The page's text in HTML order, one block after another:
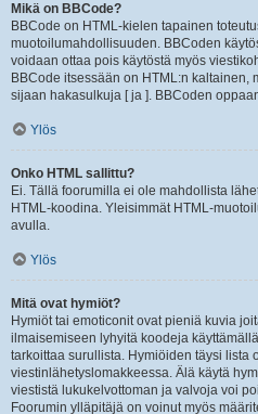
Mikä on BBCode?
BBCode on HTML-kielen tapainen
muotoilumahdollisuuden. BBCoden
voidaan ottaa pois käytöstä myös
BBCode itsessään on HTML:n kaltainen,
sijaan hakasulkuja [ ja ]. BBCoden
Ylös
Onko HTML sallittu?
Ei. Tällä foorumilla ei ole mahdollista
HTML-koodina. Yleisimmät HTML-
avulla.
Ylös
Mitä ovat hymiöt?
Hymiöt tai emoticonit ovat pieniä kuvia
ilmaisemiseen lyhyitä koodeja
tarkoittaa surullista. Hymiöiden täysi lista
viestinlähetyslomakkeessa. Älä käytä
viestistä lukukelvottoman ja valvoja voi
Foorumin ylläpitäjä on voinut myös